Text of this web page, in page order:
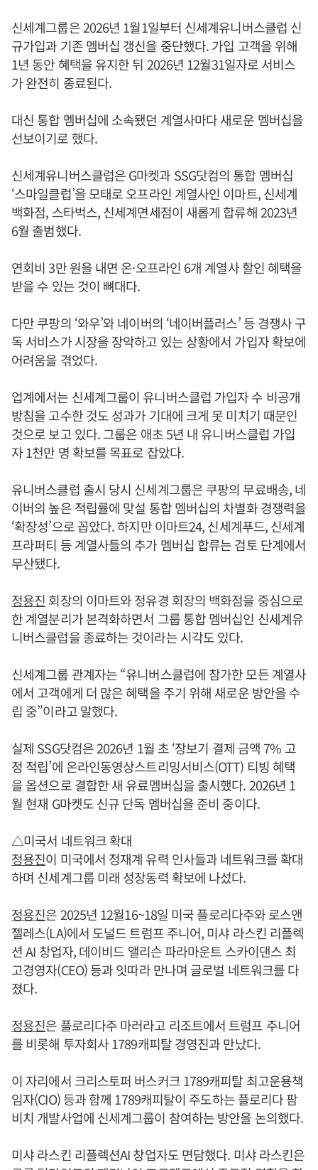
신세계그룹은 2026년 1월1일부터 신세계유니버스클럽 신
규가입과 기존 멤버십 갱신을 중단했다. 가입 고객을 위해
1년 동안 혜택을 유지한 뒤 2026년 12월31일자로 서비스
가 완전히 종료된다.
대신 통합 멤버십에 소속됐던 계열사마다 새로운 멤버십을
선보이기로 했다.
신세계유니버스클럽은 G마켓과 SSG닷컴의 통합 멤버십
‘스마일클럽’을 모태로 오프라인 계열사인 이마트, 신세계
백화점, 스타벅스, 신세계면세점이 새롭게 합류해 2023년
6월 출범했다.
연회비 3만 원을 내면 온·오프라인 6개 계열사 할인 혜택을
받을 수 있는 것이 뼈대다.
다만 쿠팡의 ‘와우’와 네이버의 ‘네이버플러스’ 등 경쟁사 구
독 서비스가 시장을 장악하고 있는 상황에서 가입자 확보에
어려움을 겪었다.
업계에서는 신세계그룹이 유니버스클럽 가입자 수 비공개
방침을 고수한 것도 성과가 기대에 크게 못 미치기 때문인
것으로 보고 있다. 그룹은 애초 5년 내 유니버스클럽 가입
자 1천만 명 확보를 목표로 잡았다.
유니버스클럽 출시 당시 신세계그룹은 쿠팡의 무료배송, 네
이버의 높은 적립률에 맞설 통합 멤버십의 차별화 경쟁력을
‘확장성’으로 꼽았다. 하지만 이마트24, 신세계푸드, 신세계
프라퍼티 등 계열사들의 추가 멤버십 합류는 검토 단계에서
무산됐다.
정용진 회장의 이마트와 정유경 회장의 백화점을 중심으로
한 계열분리가 본격화하면서 그룹 통합 멤버십인 신세계유
니버스클럽을 종료하는 것이라는 시각도 있다.
신세계그룹 관계자는 “유니버스클럽에 참가한 모든 계열사
에서 고객에게 더 많은 혜택을 주기 위해 새로운 방안을 수
립 중”이라고 말했다.
실제 SSG닷컴은 2026년 1월 초 ‘장보기 결제 금액 7% 고
정 적립’에 온라인동영상스트리밍서비스(OTT) 티빙 혜택
을 옵션으로 결합한 새 유료멤버십을 출시했다. 2026년 1
월 현재 G마켓도 신규 단독 멤버십을 준비 중이다.
△미국서 네트워크 확대
정용진이 미국에서 정재계 유력 인사들과 네트워크를 확대
하며 신세계그룹 미래 성장동력 확보에 나섰다.
정용진은 2025년 12월16~18일 미국 플로리다주와 로스앤
젤레스(LA)에서 도널드 트럼프 주니어, 미샤 라스킨 리플렉
션 AI 창업자, 데이비드 앨리슨 파라마운트 스카이댄스 최
고경영자(CEO) 등과 잇따라 만나며 글로벌 네트워크를 다
졌다.
정용진은 플로리다주 마러라고 리조트에서 트럼프 주니어
를 비롯해 투자회사 1789캐피탈 경영진과 만났다.
이 자리에서 크리스토퍼 버스커크 1789캐피탈 최고운용책
임자(CIO) 등과 함께 1789캐피탈이 주도하는 플로리다 팜
비치 개발사업에 신세계그룹이 참여하는 방안을 논의했다.
미샤 라스킨 리플렉션AI 창업자도 면담했다. 미샤 라스킨은